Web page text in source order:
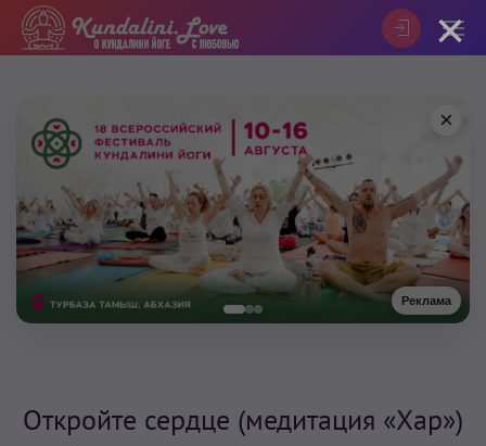
Реклама
×
Откройте сердце (медитация «Хар»)
×